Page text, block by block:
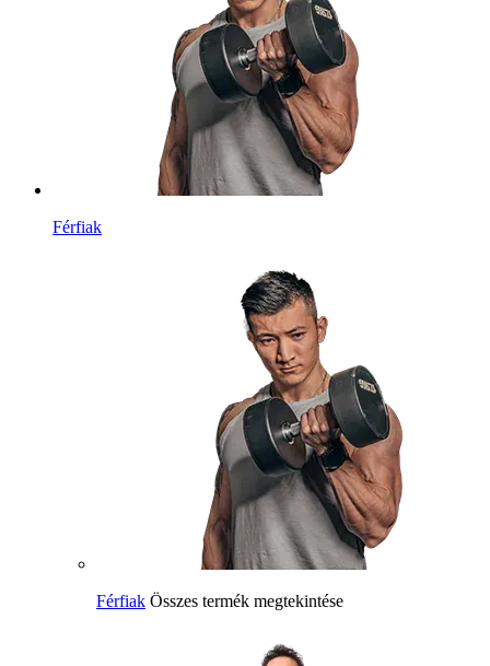
Férfiak
Férfiak Összes termék megtekintése